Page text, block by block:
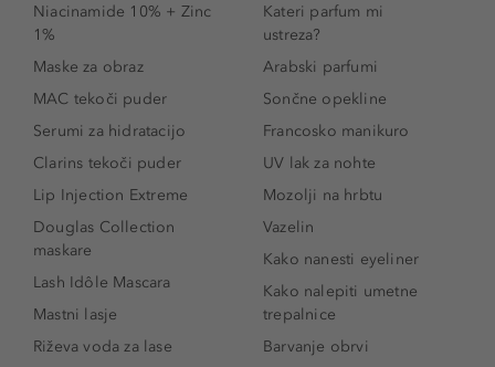
Niacinamide 10% + Zinc
1%
Maske za obraz
MAC tekoči puder
Serumi za hidratacijo
Clarins tekoči puder
Lip Injection Extreme
Douglas Collection
maskare
Lash Idôle Mascara
Mastni lasje
Riževa voda za lase
Kateri parfum mi
ustreza?
Arabski parfumi
Sončne opekline
Francosko manikuro
UV lak za nohte
Mozolji na hrbtu
Vazelin
Kako nanesti eyeliner
Kako nalepiti umetne
trepalnice
Barvanje obrvi